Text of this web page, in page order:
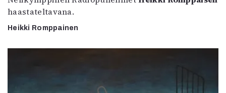
haastateltavana.
Heikki Romppainen